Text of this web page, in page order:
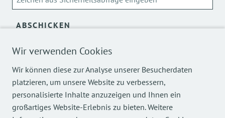
Wir verwenden Cookies
Wir können diese zur Analyse unserer Besucherdaten
platzieren, um unsere Website zu verbessern,
personalisierte Inhalte anzuzeigen und Ihnen ein
großartiges Website-Erlebnis zu bieten. Weitere
ABSCHICKEN
Über die Verarbeitung meiner personenbezogenen Daten